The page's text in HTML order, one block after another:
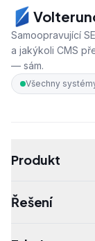
Samoopravující
a jakýkoli CMS
— sám.
Všechny
Produkt
Řešení